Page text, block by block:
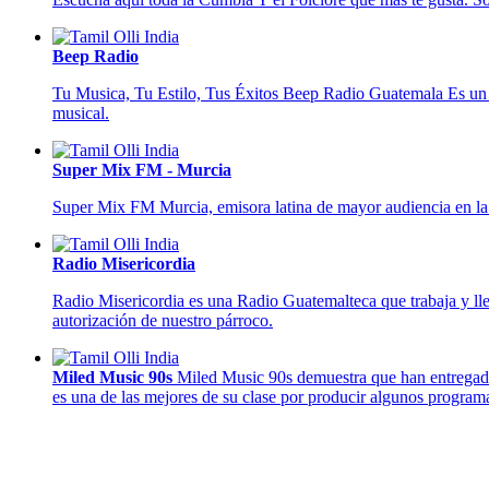
Beep Radio
Tu Musica, Tu Estilo, Tus Éxitos Beep Radio Guatemala Es
musical.
Super Mix FM - Murcia
Super Mix FM Murcia, emisora latina de mayor audiencia en
Radio Misericordia
Radio Misericordia es una Radio Guatemalteca que trabaja y
autorización de nuestro párroco.
Miled Music 90s Miled Music 90s demuestra que han
es una de las mejores de su clase por producir algunos